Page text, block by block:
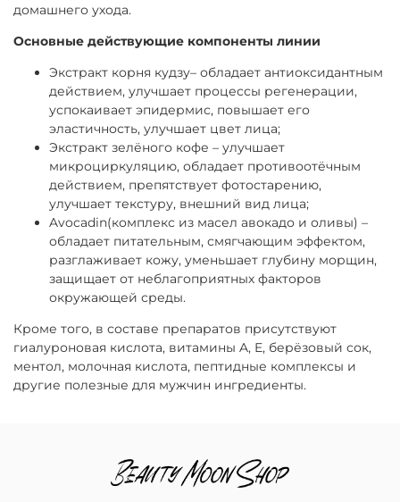
домашнего ухода.
Основные действующие компоненты линии
Экстракт корня кудзу– обладает антиоксидантным
действием, улучшает процессы регенерации,
успокаивает эпидермис, повышает его
эластичность, улучшает цвет лица;
Экстракт зелёного кофе – улучшает
микроциркуляцию, обладает противоотёчным
действием, препятствует фотостарению,
улучшает текстуру, внешний вид лица;
Avocadin(комплекс из масел авокадо и оливы) –
обладает питательным, смягчающим эффектом,
разглаживает кожу, уменьшает глубину морщин,
защищает от неблагоприятных факторов
окружающей среды.
Кроме того, в составе препаратов присутствуют
гиалуроновая кислота, витамины A, E, берёзовый сок,
ментол, молочная кислота, пептидные комплексы и
другие полезные для мужчин ингредиенты.